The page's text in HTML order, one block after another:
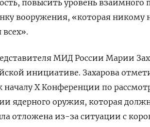
повысить уровень
вооружения, «которая никому
МИД России Марии
инициативе. Захарова
началу Х Конференции по
ядерного оружия, которая
отложена из-за ситуации с